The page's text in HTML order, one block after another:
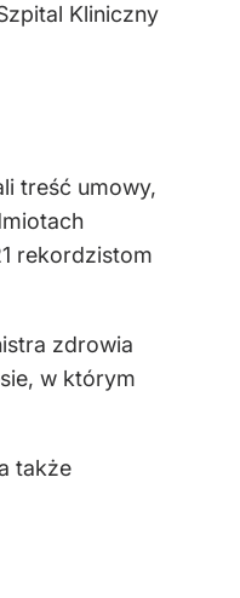
Kliniczny
treść umowy,
rekordzistom
zdrowia
w którym
także